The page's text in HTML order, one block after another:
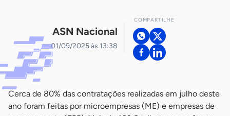
ASN Nacional
01/09/2025 às 13:38
COMPARTILHE
Cerca de 80% das contratações realizadas em julho deste
ano foram feitas por microempresas (ME) e empresas de